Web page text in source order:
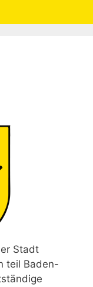
Stadt
teil Baden-